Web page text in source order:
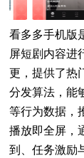
看多多手机版
屏短剧内容进
更，提供了热
分发算法，能
等行为数据，
播放即全屏，
到、任务激励